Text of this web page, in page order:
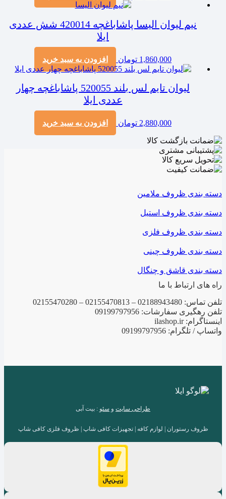
نیم لیوان الیسا پاشاباغچه 420014 شش عددی
ایلا
1,860,000 تومان افزودن به سبد خرید
لیوان تایم لس بلند 520055 پاشاباغچه چهار
عددی ایلا
2,880,000 تومان افزودن به سبد خرید
دسته بندی ظروف ملامین
دسته بندی ظروف استیل
دسته بندی ظروف فلزی
دسته بندی ظروف چینی
دسته بندی قاشق و چنگال
راه های ارتباط با ما
تلفن تماس: 02188943480 – 02155470813 – 02155470280
تلفن رهگیری سفارشات: 09199797956
اینستاگرام: ilashop.ir
واتساپ / تلگرام: 09199797956
طراحی سایت و سئو : بیت آبی
ظروف رستوران | لوازم کافه | تجهیزات کافی شاپ | ظروف فلزی کافی شاپ